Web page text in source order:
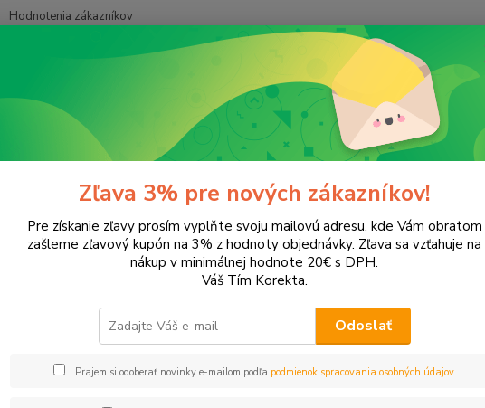
Hodnotenia zákazníkov
Neviete si
+421
Tonery a náplne do tlačiarní SAMSUNG CLP-310
CLP-310
Upresniť parametre
EUR Od
Zľava 3% pre nových zákazníkov!
Pre získanie zľavy prosím vyplňte svoju mailovú adresu, kde Vám obratom
zašleme zľavový kupón na 3% z hodnoty objednávky. Zľava sa vzťahuje na
nákup v minimálnej hodnote 20€ s DPH.
Váš Tím Korekta.
Odoslať
Prajem si odoberať novinky e-mailom podľa podmienok spracovania osobných údajov.